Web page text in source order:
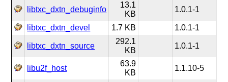
libtxc_dxtn_debuginfo
13.1
KB
1.0.1-1
libtxc_dxtn_devel 1.7 KB 1.0.1-1
libtxc_dxtn_source
292.1
KB
1.0.1-1
libu2f_host
63.9
KB
1.1.10-5